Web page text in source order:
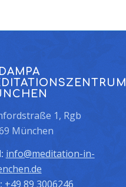
1, Rgb
München
info@meditation-in-
+49 89 3006246